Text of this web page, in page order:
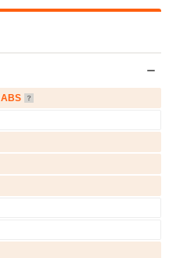
ABS